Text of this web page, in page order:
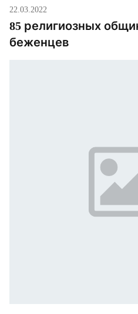
22.03.2022
85 религиозных
беженцев